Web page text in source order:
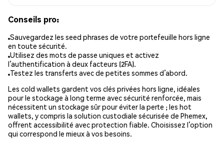
Conseils pro:
Sauvegardez les seed phrases de votre portefeuille hors ligne
en toute sécurité.
Utilisez des mots de passe uniques et activez
l’authentification à deux facteurs (2FA).
Testez les transferts avec de petites sommes d’abord.
Les cold wallets gardent vos clés privées hors ligne, idéales
pour le stockage à long terme avec sécurité renforcée, mais
nécessitent un stockage sûr pour éviter la perte ; les hot
wallets, y compris la solution custodiale sécurisée de Phemex,
offrent accessibilité avec protection fiable. Choisissez l’option
qui correspond le mieux à vos besoins.